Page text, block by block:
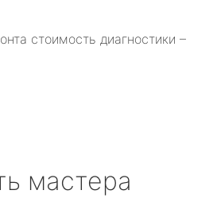
стоимость диагностики –
мастера